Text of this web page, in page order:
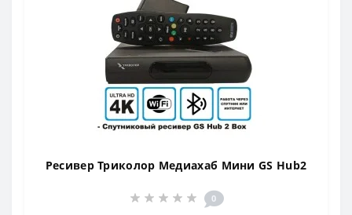
Ресивер Триколор Медиахаб Мини GS Hub2
0